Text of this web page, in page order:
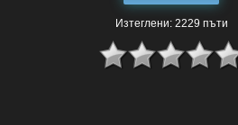
Изтеглени: 2229 пъти